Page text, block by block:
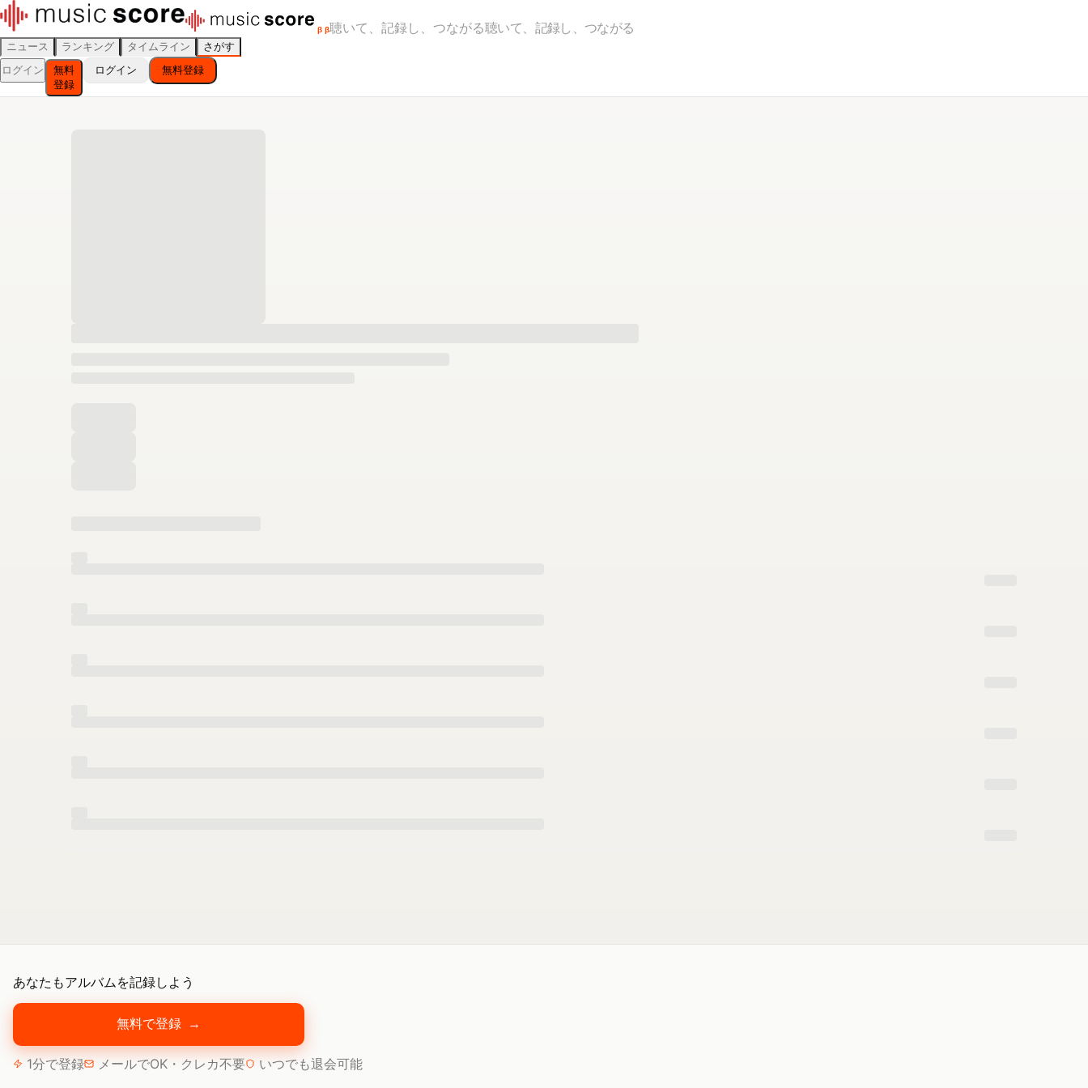
β β聴いて、記録し、つながる聴いて、記録し、つながる
ニュース ランキング タイムライン
さがす
ログイン
無料
登録
ログイン 無料登録
あなたもアルバムを記録しよう
無料で登録 →
1分で登録 メールでOK・クレカ不要 いつでも退会可能